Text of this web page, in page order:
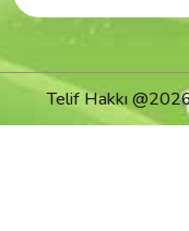
Telif Hakkı